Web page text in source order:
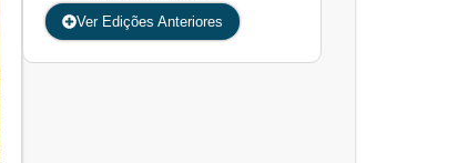
Ver Edições Anteriores